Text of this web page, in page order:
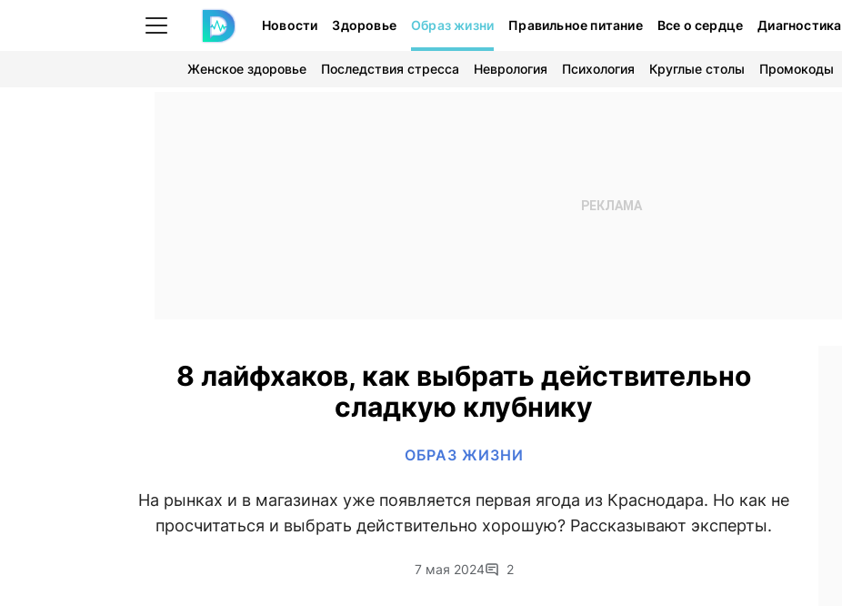
Новости Здоровье Образ жизни Правильное питание Все о сердце Диагностика
Женское здоровье Последствия стресса Неврология Психология Круглые столы Промокоды
8 лайфхаков, как выбрать действительно
сладкую клубнику
ОБРАЗ ЖИЗНИ
На рынках и в магазинах уже появляется первая ягода из Краснодара. Но как не
просчитаться и выбрать действительно хорошую? Рассказывают эксперты.
7 мая 2024 2